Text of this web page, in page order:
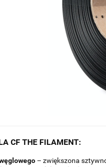
CF THE FILAMENT:
– zwiększona